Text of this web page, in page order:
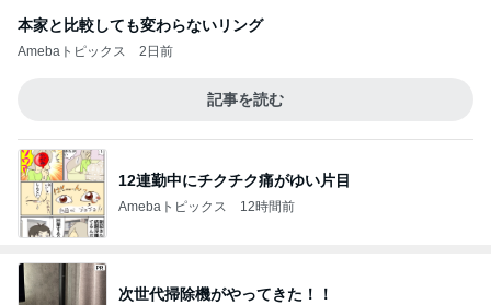
本家と比較しても変わらないリング
Amebaトピックス 2日前
記事を読む
12連勤中にチクチク痛がゆい片目
Amebaトピックス 12時間前
次世代掃除機がやってきた！！